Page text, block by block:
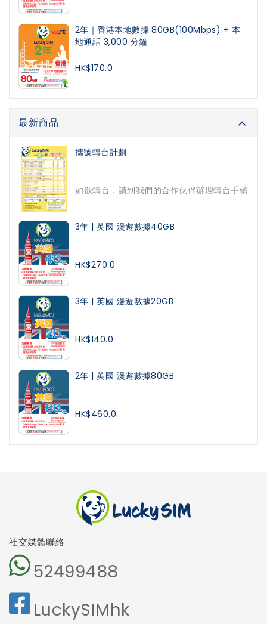
2年｜香港本地數據 80GB(100Mbps) + 本
地通話 3,000 分鐘
HK$170.0
最新商品
攜號轉台計劃
如欲轉台，請到我們的合作伙伴辦理轉台手續
3年 | 英國 漫遊數據40GB
HK$270.0
3年 | 英國 漫遊數據20GB
HK$140.0
2年 | 英國 漫遊數據80GB
HK$460.0
社交媒體聯絡
52499488
LuckySIMhk